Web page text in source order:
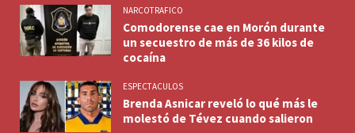
NARCOTRAFICO
Comodorense cae en Morón durante
un secuestro de más de 36 kilos de
cocaína
ESPECTACULOS
Brenda Asnicar reveló lo qué más le
molestó de Tévez cuando salieron